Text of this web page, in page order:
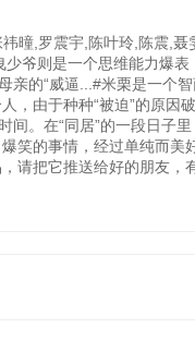
曈,罗震宇,陈叶玲,陈震,聂
爷则是一个思维能力爆表
亲的“威逼...#米栗是一个智
，由于种种“被迫”的原因
间。在“同居”的一段日子
笑的事情，经过单纯而美
请把它推送给好的朋友，